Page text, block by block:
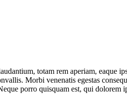
totam rem aperiam, eaque
Morbi venenatis egestas
porro quisquam est, qui dolorem